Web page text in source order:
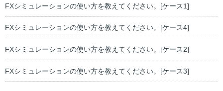
FXシミュレーションの使い方を教えてください。[ケース1]
FXシミュレーションの使い方を教えてください。[ケース4]
FXシミュレーションの使い方を教えてください。[ケース2]
FXシミュレーションの使い方を教えてください。[ケース3]